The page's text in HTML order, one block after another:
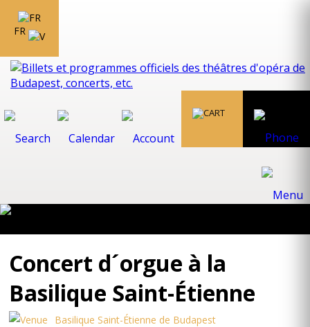
FR
Concert d´orgue à la
Basilique Saint-Étienne
Basilique Saint-Étienne de Budapest